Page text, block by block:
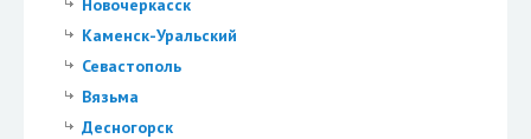
Новочеркасск
Каменск-Уральский
Севастополь
Вязьма
Десногорск